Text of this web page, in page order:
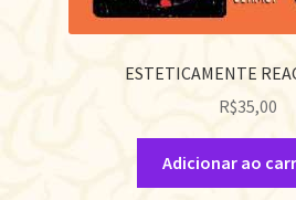
ESTETICAMENTE
R$35,00
Adicionar ao